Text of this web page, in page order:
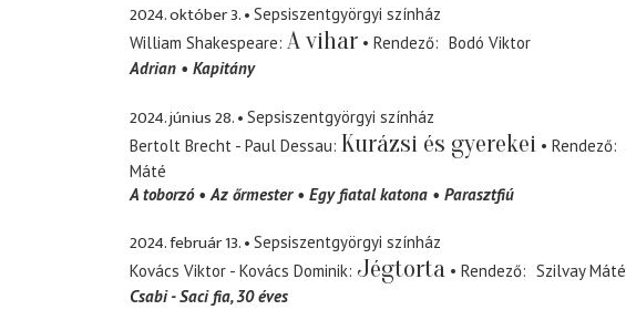
2024. október 3.
Sepsiszentgyörgyi színház
William Shakespeare A vihar Rendező
Bodó Viktor
Adrian
Kapitány
2024. június 28.
Sepsiszentgyörgyi színház
Bertolt Brecht - Paul Dessau Kurázsi és gyerekei Rendező
Máté
A toborzó
Az őrmester Egy fiatal katona Parasztfiú
2024. február 13.
Sepsiszentgyörgyi színház
Kovács Viktor - Kovács Dominik Jégtorta Rendező
Szilvay Máté
Csabi - Saci fia, 30 éves